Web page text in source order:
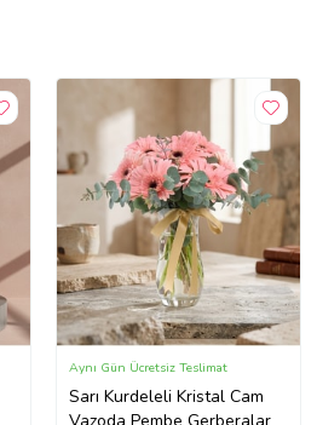
Sarı Kurdeleli Kristal Cam
Aynı Gün Ücretsiz Teslimat